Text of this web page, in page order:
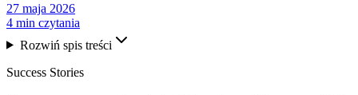
27 maja 2026
4 min czytania
Rozwiń spis treści
Success Stories